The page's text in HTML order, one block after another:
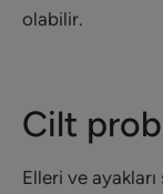
olabilir.
Cilt
Elleri ve